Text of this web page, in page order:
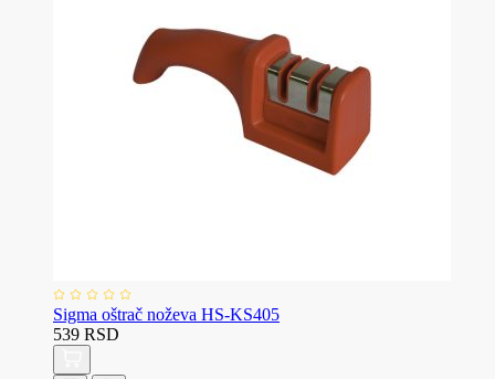
Sigma oštrač noževa HS-KS405
539 RSD